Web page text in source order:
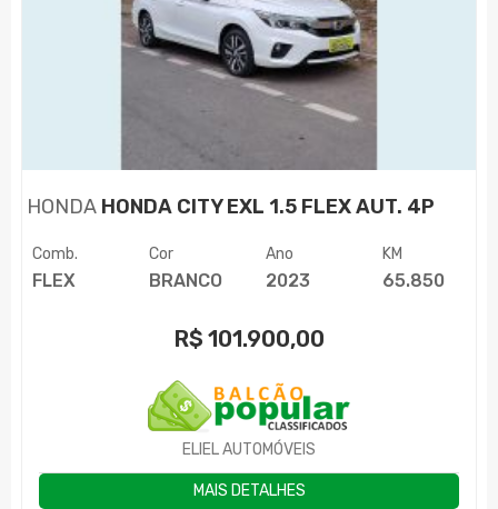
HONDA HONDA CITY EXL 1.5 FLEX AUT. 4P
Comb.
FLEX
Cor
BRANCO
Ano
2023
KM
65.850
R$ 101.900,00
ELIEL AUTOMÓVEIS
MAIS DETALHES